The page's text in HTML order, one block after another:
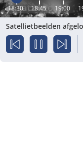
18:30 18:45 19:00
Satellietbeelden